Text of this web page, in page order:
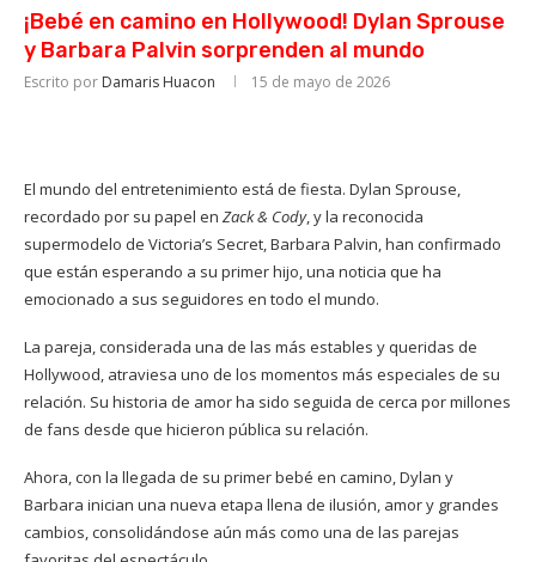
¡Bebé en camino en Hollywood! Dylan Sprouse
y Barbara Palvin sorprenden al mundo
Escrito por Damaris Huacon 15 de mayo de 2026
El mundo del entretenimiento está de fiesta. Dylan Sprouse,
recordado por su papel en Zack & Cody, y la reconocida
supermodelo de Victoria’s Secret, Barbara Palvin, han confirmado
que están esperando a su primer hijo, una noticia que ha
emocionado a sus seguidores en todo el mundo.
La pareja, considerada una de las más estables y queridas de
Hollywood, atraviesa uno de los momentos más especiales de su
relación. Su historia de amor ha sido seguida de cerca por millones
de fans desde que hicieron pública su relación.
Ahora, con la llegada de su primer bebé en camino, Dylan y
Barbara inician una nueva etapa llena de ilusión, amor y grandes
cambios, consolidándose aún más como una de las parejas